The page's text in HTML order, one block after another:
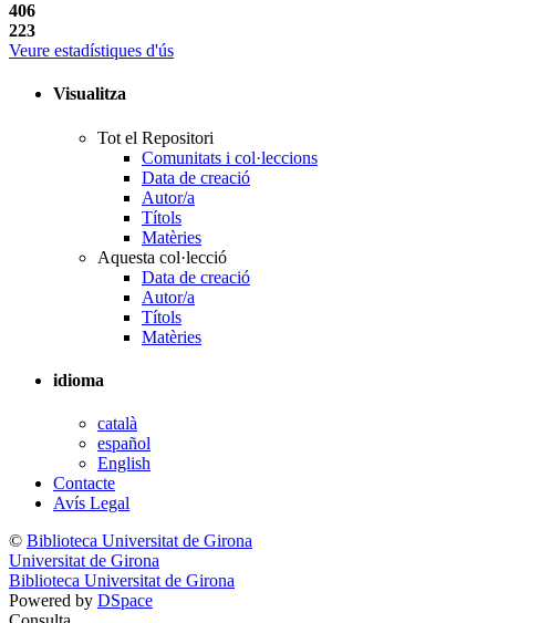
406
223
Veure estadístiques d'ús
Visualitza
Tot el Repositori
Comunitats i col·leccions
Data de creació
Autor/a
Títols
Matèries
Aquesta col·lecció
Data de creació
Autor/a
Títols
Matèries
idioma
català
español
English
Contacte
Avís Legal
© Biblioteca Universitat de Girona
Universitat de Girona
Biblioteca Universitat de Girona
Powered by DSpace